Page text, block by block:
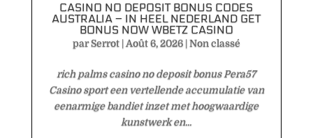
CASINO NO DEPOSIT BONUS CODES
AUSTRALIA – IN HEEL NEDERLAND GET
BONUS NOW WBETZ CASINO
parSerrot|Août 6, 2026|Non classé
rich palms casino no deposit bonus Pera57
Casino sport een vertellende accumulatie van
eenarmige bandiet inzet met hoogwaardige
kunstwerk en...